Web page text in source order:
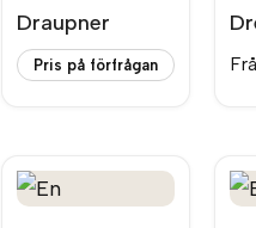
Draupner
Pris på förfrågan